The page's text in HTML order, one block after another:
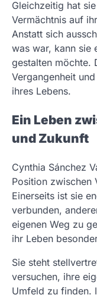
Gleichzeitig hat
Vermächtnis auf
Anstatt sich
was war, kann sie
gestalten möchte.
Vergangenheit
ihres Lebens.
Ein Leben
und Zukunft
Cynthia Sánchez
Position zwischen
Einerseits ist sie
verbunden,
eigenen Weg zu
ihr Leben
Sie steht
versuchen, ihre
Umfeld zu finden.